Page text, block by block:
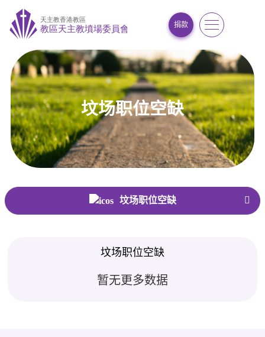
捐款
坟场职位空缺
坟场职位空缺
坟场职位空缺
暂无更多数据